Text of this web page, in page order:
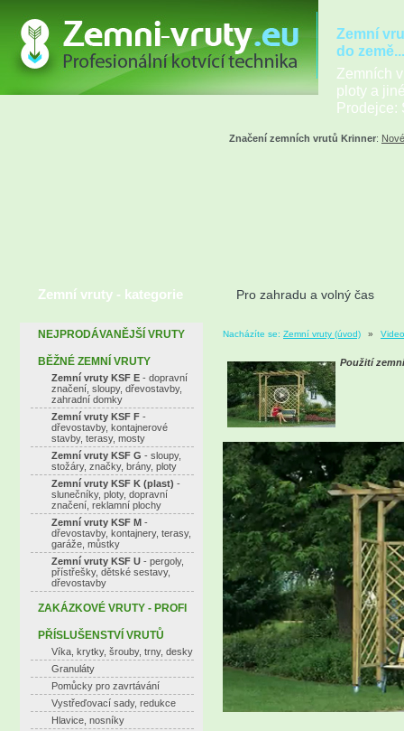
Zemní
do země...
Zemních
ploty a
Prodejce:
Značení zemních vrutů Krinner:
Pro zahradu a volný čas
Nacházíte se: Zemní vruty (úvod) »
Použití
Zemní vruty - kategorie
NEJPRODÁVANĚJŠÍ VRUTY
BĚŽNÉ ZEMNÍ VRUTY
Zemní vruty KSF E - dopravní
značení, sloupy, dřevostavby,
zahradní domky
Zemní vruty KSF F -
dřevostavby, kontajnerové
stavby, terasy, mosty
Zemní vruty KSF G - sloupy,
stožáry, značky, brány, ploty
Zemní vruty KSF K (plast) -
slunečníky, ploty, dopravní
značení, reklamní plochy
Zemní vruty KSF M -
dřevostavby, kontajnery, terasy,
garáže, můstky
Zemní vruty KSF U - pergoly,
přístřešky, dětské sestavy,
dřevostavby
ZAKÁZKOVÉ VRUTY - PROFI
PŘÍSLUŠENSTVÍ VRUTŮ
Víka, krytky, šrouby, trny, desky
Granuláty
Pomůcky pro zavrtávání
Vystřeďovací sady, redukce
Hlavice, nosníky